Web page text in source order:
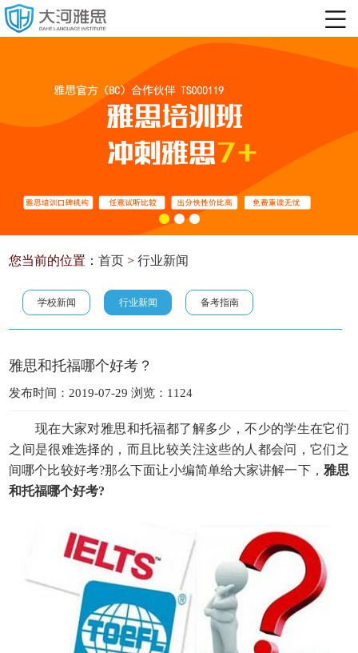
您当前的位置：首页 >行业新闻
学校新闻 行业新闻 备考指南
雅思和托福哪个好考？
发布时间：2019-07-29 浏览：1124
现在大家对雅思和托福都了解多少，不少的学生在它们
之间是很难选择的，而且比较关注这些的人都会问，它们之
间哪个比较好考?那么下面让小编简单给大家讲解一下， 雅思
和托福哪个好考?